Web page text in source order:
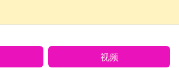
视频